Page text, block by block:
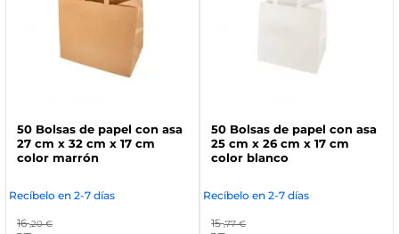
50 Bolsas de papel con asa
27 cm x 32 cm x 17 cm
color marrón
Recíbelo en 2-7 días
16 ,20 €
50 Bolsas de papel con asa
25 cm x 26 cm x 17 cm
color blanco
Recíbelo en 2-7 días
15 ,77 €